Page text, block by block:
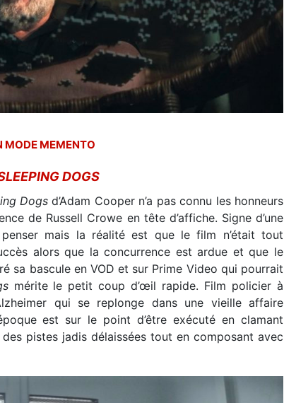
MODE MEMENTO
DOGS
Dogs d’Adam Cooper n’a pas connu les honneurs
de Russell Crowe en tête d’affiche. Signe d’une
mais la réalité est que le film n’était tout
alors que la concurrence est ardue et que le
sa bascule en VOD et sur Prime Video qui pourrait
mérite le petit coup d’œil rapide. Film policier à
qui se replonge dans une vieille affaire
est sur le point d’être exécuté en clamant
pistes jadis délaissées tout en composant avec